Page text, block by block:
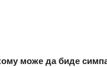
може да биде